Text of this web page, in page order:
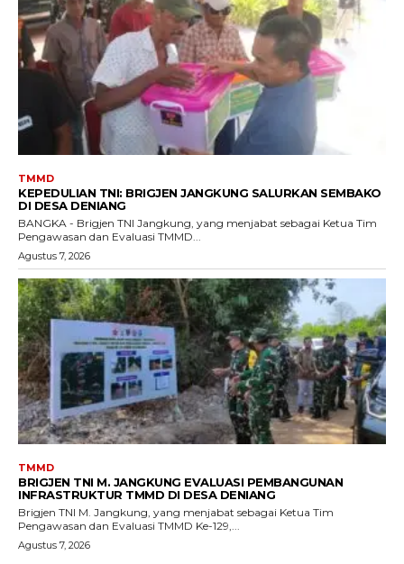
TMMD
KEPEDULIAN TNI: BRIGJEN JANGKUNG SALURKAN SEMBAKO
DI DESA DENIANG
BANGKA - Brigjen TNI Jangkung, yang menjabat sebagai Ketua Tim
Pengawasan dan Evaluasi TMMD...
Agustus 7, 2026
TMMD
BRIGJEN TNI M. JANGKUNG EVALUASI PEMBANGUNAN
INFRASTRUKTUR TMMD DI DESA DENIANG
Brigjen TNI M. Jangkung, yang menjabat sebagai Ketua Tim
Pengawasan dan Evaluasi TMMD Ke-129,...
Agustus 7, 2026